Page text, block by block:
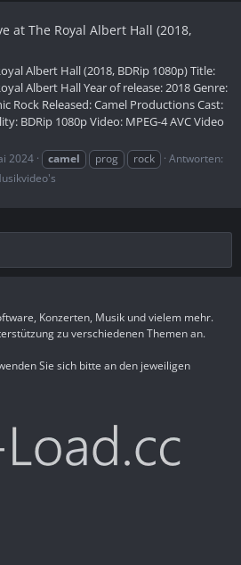
at The Royal Albert Hall (2018,
Albert Hall (2018, BDRip 1080p) Title:
Albert Hall Year of release: 2018 Genre:
Rock Released: Camel Productions Cast:
BDRip 1080p Video: MPEG-4 AVC Video
2024 camel prog rock
Antworten:
Konzerten, Musik und vielem mehr.
zu verschiedenen Themen an.
Sie sich bitte an den jeweiligen